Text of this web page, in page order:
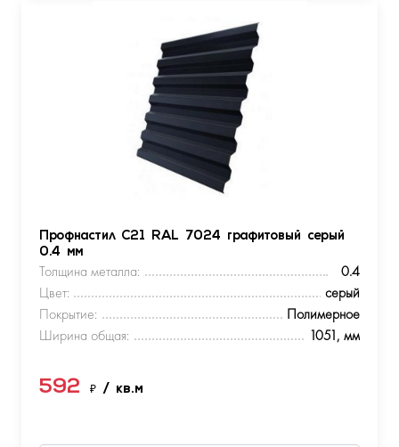
Профнастил С21 RAL 7024 графитовый серый
0.4 мм
Толщина металла:
0.4
Цвет:
серый
Покрытие:
Полимерное
Ширина общая:
1051, мм
592 ₽ / кв.м